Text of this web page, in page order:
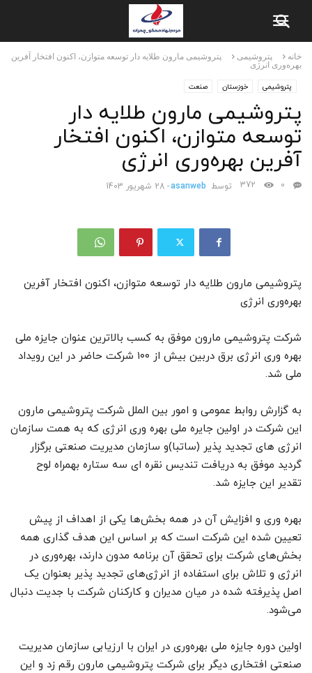
خانه پتروشیمی
پتروشیمی مارون طلایه دار توسعه متوازن، اکنون افتخار آفرین
بهره‌وری انرژی
پتروشیمی خوزستان صنعت
پتروشیمی مارون طلایه دار
توسعه متوازن، اکنون افتخار
آفرین بهره‌وری انرژی
توسط asanweb
- 28 شهریور 1403 0
372
پتروشیمی مارون طلایه دار توسعه متوازن، اکنون افتخار آفرین
بهره‌وری انرژی
شرکت پتروشیمی مارون موفق به کسب بالاترین عنوان جایزه ملی
بهره وری انرژی برق دربین بیش از ۱۰۰ شرکت حاضر در این رویداد
ملی شد.
به گزارش روابط عمومی و امور بین الملل شرکت پتروشیمی مارون
این شرکت در اولین جایره ملی بهره وری انرژی که به همت سازمان
انرژی های تجدید پذیر (ساتبا)و سازمان مدیریت صنعتی برگزار
گردید موفق به دریافت تندیس نقره ای سه ستاره بهمراه لوح
تقدیر این جایزه شد.
بهره وری و افزایش آن در همه بخش‌ها یکی از اهداف از پیش
تعیین شده این شرکت است که بر اساس این هدف گذاری همه
بخش‌های شرکت برای تحقق آن برنامه مدون دارند، بهره‌وری در
انرژی و تلاش برای استفاده از انرژی‌های تجدید پذیر بعنوان یک
اصل پذیرفته شده در میان مدیران و کارکنان شرکت با جدیت دنبال
می‌شود.
اولین دوره جایزه ملی بهره‌وری در ایران با ارزیابی سازمان مدیریت
صنعتی افتخاری دیگر برای شرکت پتروشیمی مارون رقم زد و این